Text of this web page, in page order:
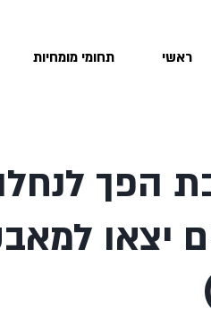
תחומי מומחיות ראשי
הפך
יצאו